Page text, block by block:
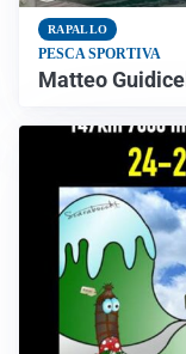
RAPALLO
PESCA SPORTIVA
Matteo